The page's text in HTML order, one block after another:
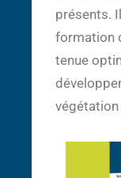
présents.
formation
tenue